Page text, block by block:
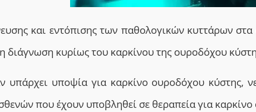
και εντόπισης των παθολογικών κυττάρων στα
διάγνωση κυρίως του καρκίνου της ουροδόχου
υπάρχει υποψία για καρκίνο ουροδόχου κύστης,
που έχουν υποβληθεί σε θεραπεία για